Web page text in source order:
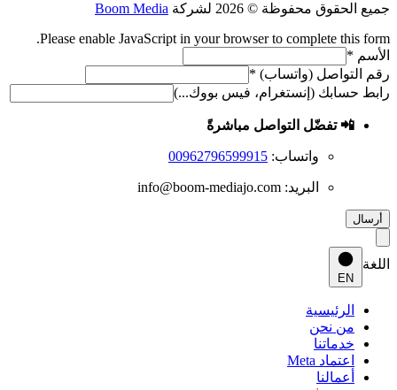
جميع الحقوق محفوظة © 2026 لشركة
Boom Media
Please enable JavaScript in your browser to complete this form.
الأسم
(إنستغرام،
(واتساب)
الأسم *
رقم التواصل (واتساب) *
رابط حسابك (إنستغرام، فيس بووك...)
📲 تفضّل التواصل مباشرةً
واتساب: 00962796599915
البريد: info@boom-mediajo.com
أرسال
اللغة
EN
الرئيسية
من نحن
خدماتنا
اعتماد Meta
أعمالنا